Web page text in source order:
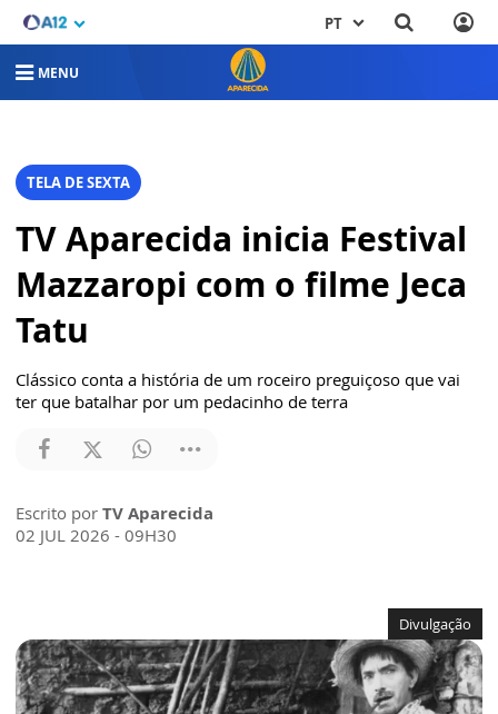
PT
MENU
TELA DE SEXTA
TV Aparecida inicia Festival
Mazzaropi com o filme Jeca
Tatu
Clássico conta a história de um roceiro preguiçoso que vai
ter que batalhar por um pedacinho de terra
Escrito por TV Aparecida
02 JUL 2026 - 09H30
Divulgação